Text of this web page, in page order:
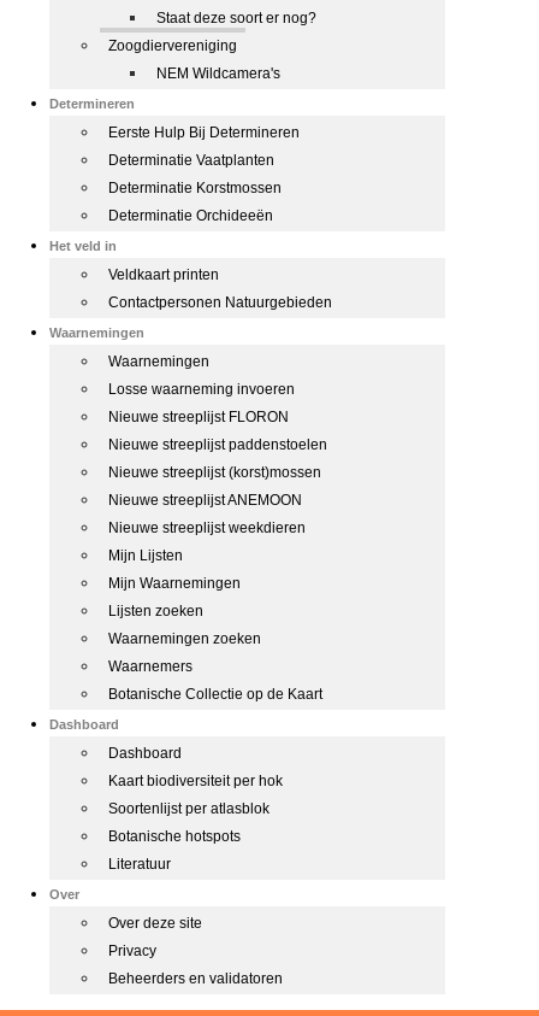
Staat deze soort er nog?
Zoogdiervereniging
NEM Wildcamera's
Determineren
Eerste Hulp Bij Determineren
Determinatie Vaatplanten
Determinatie Korstmossen
Determinatie Orchideeën
Het veld in
Veldkaart printen
Contactpersonen Natuurgebieden
Waarnemingen
Waarnemingen
Losse waarneming invoeren
Nieuwe streeplijst FLORON
Nieuwe streeplijst paddenstoelen
Nieuwe streeplijst (korst)mossen
Nieuwe streeplijst ANEMOON
Nieuwe streeplijst weekdieren
Mijn Lijsten
Mijn Waarnemingen
Lijsten zoeken
Waarnemingen zoeken
Waarnemers
Botanische Collectie op de Kaart
Dashboard
Dashboard
Kaart biodiversiteit per hok
Soortenlijst per atlasblok
Botanische hotspots
Literatuur
Over
Over deze site
Privacy
Beheerders en validatoren